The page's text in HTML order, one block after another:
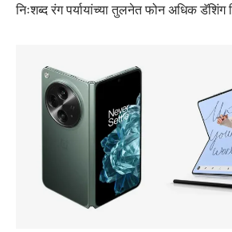
निःशब्द रंग पर्यायांच्या तुलनेत फोन अधिक डॅशिंग